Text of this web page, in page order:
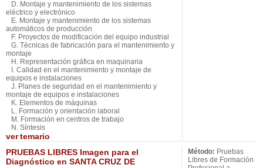
D. Montaje y mantenimiento de los sistemas
eléctrico y electrónico
E. Montaje y mantenimiento de los sistemas
automáticos de producción
F. Proyectos de modificación del equipo industrial
G. Técnicas de fabricación para el mantenimiento y
montaje
H. Representación gráfica en maquinaria
I. Calidad en el mantenimiento y montaje de
equipos e instalaciones
J. Planes de seguridad en el mantenimiento y
montaje de equipos e instalaciones
K. Elementos de máquinas
L. Formación y orientación laboral
M. Formación en centros de trabajo
N. Síntesis
vertemario
PRUEBAS LIBRES Imagen para el
Diagnóstico en SANTA CRUZ DE
Método: Pruebas
Libres de Formación